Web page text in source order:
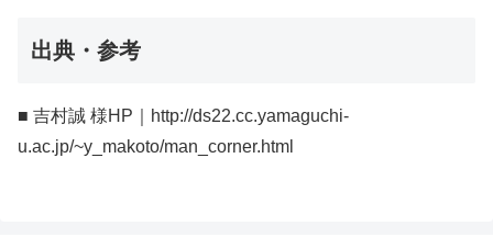
出典・参考
■ 吉村誠 様HP｜http://ds22.cc.yamaguchi-
u.ac.jp/~y_makoto/man_corner.html